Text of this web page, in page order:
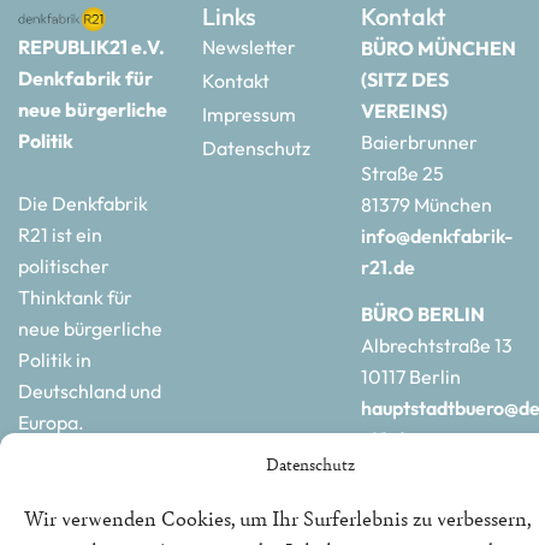
Datenschutz
Wir verwenden Cookies, um Ihr Surferlebnis zu verbessern,
REPUBLIK21 e.V.
Denkfabrik für
neue bürgerliche
Politik
Die Denkfabrik
R21 ist ein
politischer
Thinktank für
neue bürgerliche
Politik in
Deutschland und
Europa.
Links
Newsletter
Kontakt
Impressum
Datenschutz
Kontakt
BÜRO MÜNCHEN
(SITZ DES
VEREINS)
Baierbrunner
Straße 25
81379 München
info@denkfabrik-
r21.de
BÜRO BERLIN
Albrechtstraße 13
10117 Berlin
r21.de